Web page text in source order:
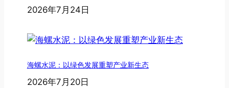
2026年7月24日
海螺水泥：以绿色发展重塑产业新生态
2026年7月20日